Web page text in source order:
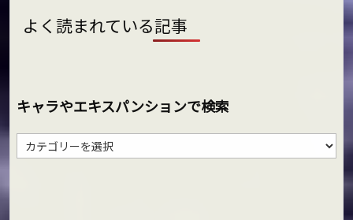
よく読まれている記事
キャラやエキスパンションで検索
ャ